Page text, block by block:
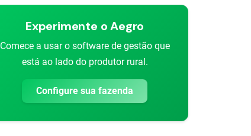
Experimente o Aegro
Comece a usar o software de gestão que
está ao lado do produtor rural.
Configure sua fazenda